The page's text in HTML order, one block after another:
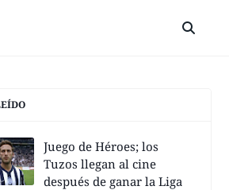
Juego de Héroes; los
Tuzos llegan al cine
después de ganar la Liga